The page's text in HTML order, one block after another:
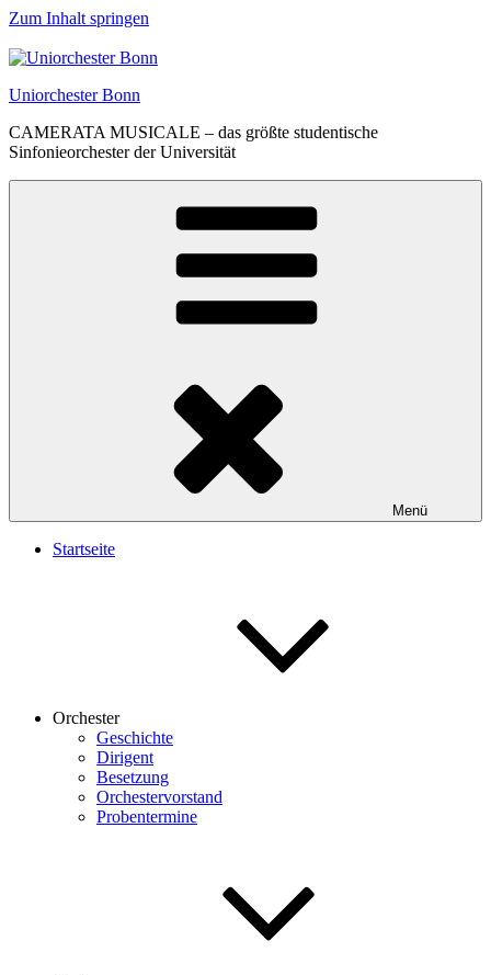
Zum Inhalt springen
Uniorchester Bonn
CAMERATA MUSICALE – das größte studentische
Sinfonieorchester der Universität
Menü
Startseite
Orchester
Geschichte
Dirigent
Besetzung
Orchestervorstand
Probentermine